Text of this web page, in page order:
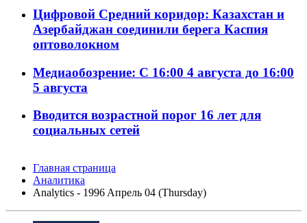
Цифровой Средний коридор: Казахстан и
Азербайджан соединили берега Каспия
оптоволокном
Медиаобозрение: С 16:00 4 августа до 16:00
5 августа
Вводится возрастной порог 16 лет для
социальных сетей
Главная страница
Аналитика
Analytics - 1996 Aпрель 04 (Thursday)